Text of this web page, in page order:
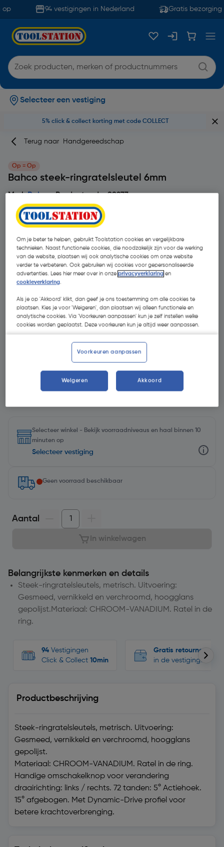
94 vestigingen in Nederland Gratis bezorging
Selecteer een vestiging
5% click & collect korting met code COLLECT
Terug naar Handgereedschap
Op = Op
Bahco steek-ringratelsleutel 6mm
MerkBahco Productcode: 99277
€ 1,78
Selecteer winkel - Bekijk voorraadniveaus en haal binnen 10
minuten op
Selecteer vestiging
Geen voorraad beschikbaar
Aantal
In winkelwagen
Belangrijkste kenmerken en details
Steek-ringratelsleutels, metrisch. Uitvoering:
Gesmeed, vernikkeld en verchroomd, hoogglans
gepolijst.Materiaal: CHROOM-VANADIUM. Ratel in de
ring.
94 Vestigingen
Click & Collect 10min
Gratis retourneren
in de vestigingen
Productbeschrijving
Steek-ringratelsleutels, metrisch. Uitvoering:
Gesmeed, vernikkeld en verchroomd, hoogglans
gepolijst.
Materiaal: CHROOM-VANADIUM. Ratel in de ring.
Handige omschakelknop voor verandering
draairichting: links / rechts. 72 tanden: 5° Actiehoek.
15° afgebogen. Met Dynamic-Drive profiel voor
betere krachtoverbrenging.
Om je beter te helpen, gebruikt Toolstation cookies en vergelijkbare
technieken. Naast functionele cookies, die noodzakelijk zijn voor de werking
van de website, plaatsen wij ook analytische cookies om onze website
verder te verbeteren. Ook gebruiken wij cookies voor gepersonaliseerde
advertenties. Lees hier meer over in onzeprivacyverklaring en
cookieverklaring.
Als je op 'Akkoord' klikt, dan geef je ons toestemming om alle cookies te
plaatsen. Kies je voor 'Weigeren', dan plaatsen wij alleen functionele en
analytische cookies. Via 'Voorkeuren aanpassen' kun je zelf instellen welke
cookies worden geplaatst. Deze voorkeuren kun je altijd weer aanpassen.
Voorkeuren aanpassen
Weigeren Akkoord